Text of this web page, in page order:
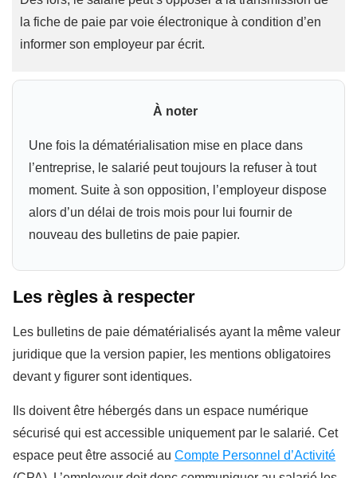
la fiche de paie par voie électronique à condition d’en
informer son employeur par écrit.
À noter
Une fois la dématérialisation mise en place dans
l’entreprise, le salarié peut toujours la refuser à tout
moment. Suite à son opposition, l’employeur dispose
alors d’un délai de trois mois pour lui fournir de
nouveau des bulletins de paie papier.
Les règles à respecter
Les bulletins de paie dématérialisés ayant la même valeur
juridique que la version papier, les mentions obligatoires
devant y figurer sont identiques.
Ils doivent être hébergés dans un espace numérique
sécurisé qui est accessible uniquement par le salarié. Cet
espace peut être associé au Compte Personnel d’Activité